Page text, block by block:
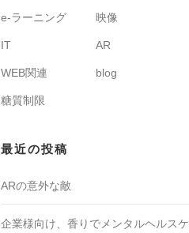
e-ラーニング 映像
IT AR
WEB関連 blog
糖質制限
最近の投稿
ARの意外な敵
企業様向け、香りでメンタルヘルスケ